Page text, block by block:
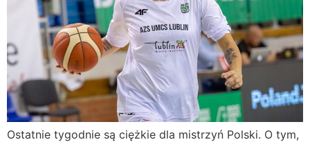
Ostatnie tygodnie są ciężkie dla mistrzyń Polski. O tym,